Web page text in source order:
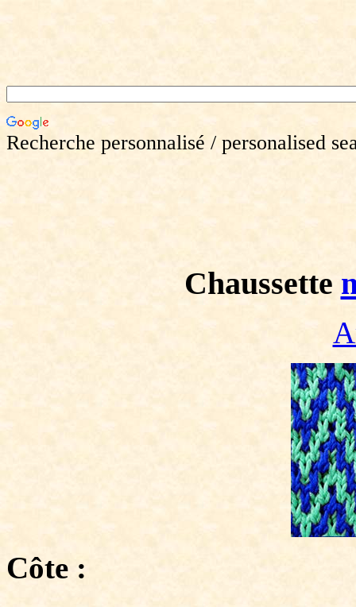
Recherche personnalisé / personalised
Chaussette
Côte :